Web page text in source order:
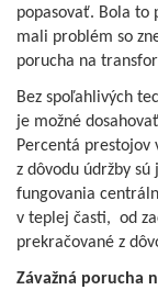
popasovať. Bola to
mali problém so
porucha na
Bez spoľahlivých
je možné
Percentá prestojov
z dôvodu údržby
fungovania
v teplej časti, od
prekračované z
Závažná porucha